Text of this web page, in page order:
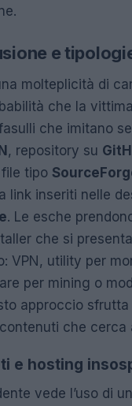
e
molteplicità di
che la
che imitano
, repository su
tipo
link inseriti nelle
. Le esche
che si
VPN, utility per
per mining o
approccio
che cerca
e hosting
vede l’uso di